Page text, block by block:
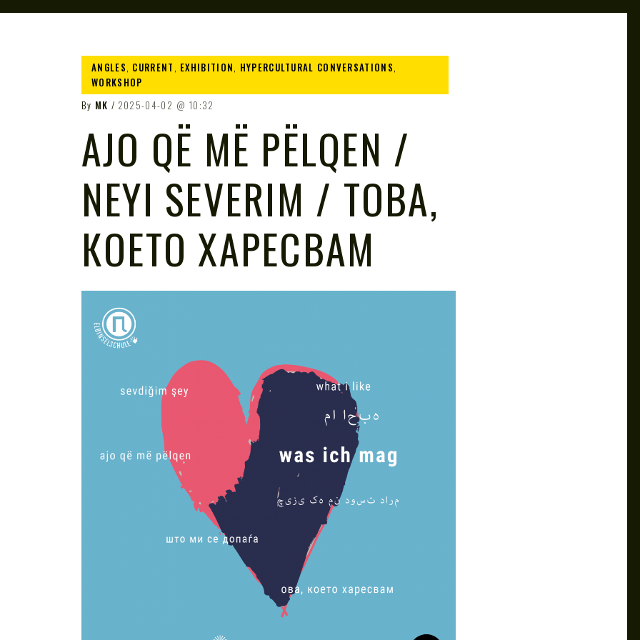
ANGLES, CURRENT , EXHIBITION, HYPERCULTURAL CONVERSATIONS,
WORKSHOP
By MK 2025-04-02 10:32
AJO QË MË PËLQEN /
NEYI SEVERIM / ТОВА,
КОЕТО ХАРЕСВАМ